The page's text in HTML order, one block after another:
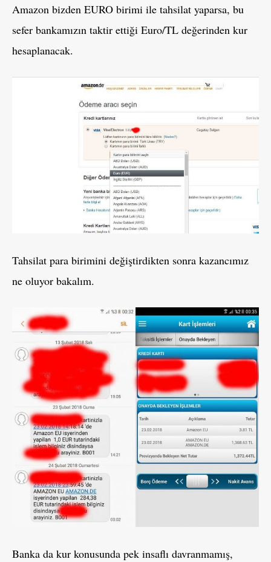
Amazon bizden EURO birimi ile tahsilat yaparsa, bu
sefer bankamızın taktir ettiği Euro/TL değerinden kur
hesaplanacak.
Tahsilat para birimini değiştirdikten sonra kazancımız
ne oluyor bakalım.
Banka da kur konusunda pek insaflı davranmamış,